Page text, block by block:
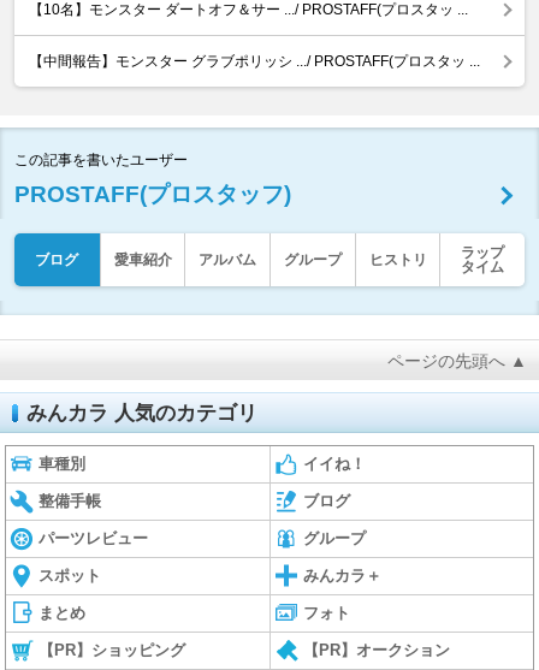
【10名】モンスター ダートオフ＆サー .../ PROSTAFF(プロスタッ ...
【中間報告】モンスター グラブポリッシ .../ PROSTAFF(プロスタッ ...
この記事を書いたユーザー
PROSTAFF(プロスタッフ)
ブログ 愛車紹介 アルバム グループ ヒストリ
ラップ
タイム
ページの先頭へ ▲
みんカラ 人気のカテゴリ
車種別 イイね！
整備手帳 ブログ
パーツレビュー グループ
スポット みんカラ＋
まとめ フォト
【PR】ショッピング 【PR】オークション